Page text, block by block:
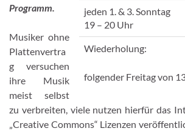
jeden 1. & 3. Sonntag
19 – 20 Uhr
Wiederholung:
folgender Freitag von
Programm.
Musiker ohne
Plattenvertra
g versuchen
ihre Musik
meist selbst
zu verbreiten, viele nutzen hierfür das
„Creative Commons“ Lizenzen